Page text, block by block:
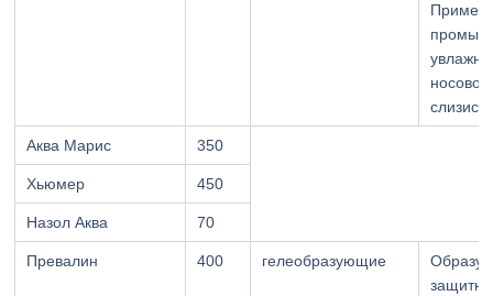
носовой
Аква Марис 350
Хьюмер 450
Назол Аква 70
Превалин 400 гелеобразующие